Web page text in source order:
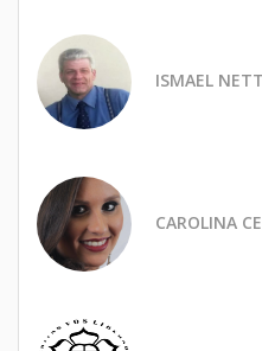
ISMAEL
CAROLINA